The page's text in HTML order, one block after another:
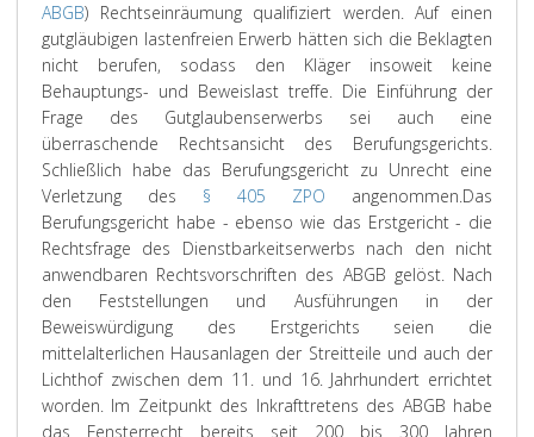
ABGB) Rechtseinräumung qualifiziert werden. Auf einen
gutgläubigen lastenfreien Erwerb hätten sich die Beklagten
nicht berufen, sodass den Kläger insoweit keine
Behauptungs- und Beweislast treffe. Die Einführung der
Frage des Gutglaubenserwerbs sei auch eine
überraschende Rechtsansicht des Berufungsgerichts.
Schließlich habe das Berufungsgericht zu Unrecht eine
Verletzung des § 405 ZPO angenommen.Das
Berufungsgericht habe - ebenso wie das Erstgericht - die
Rechtsfrage des Dienstbarkeitserwerbs nach den nicht
anwendbaren Rechtsvorschriften des ABGB gelöst. Nach
den Feststellungen und Ausführungen in der
Beweiswürdigung des Erstgerichts seien die
mittelalterlichen Hausanlagen der Streitteile und auch der
Lichthof zwischen dem 11. und 16. Jahrhundert errichtet
worden. Im Zeitpunkt des Inkrafttretens des ABGB habe
das Fensterrecht bereits seit 200 bis 300 Jahren